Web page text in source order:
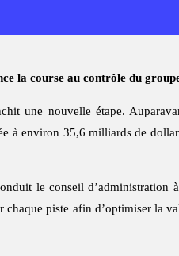
la course au contrôle du
une nouvelle étape.
à environ 35,6 milliards de
le conseil d’administration
piste afin d’optimiser la